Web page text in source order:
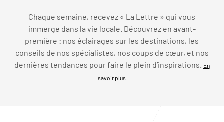
Chaque semaine, recevez « La Lettre » qui vous
immerge dans la vie locale. Découvrez en avant-
première : nos éclairages sur les destinations, les
conseils de nos spécialistes, nos coups de cœur, et nos
dernières tendances pour faire le plein d’inspirations.
En
savoir plus